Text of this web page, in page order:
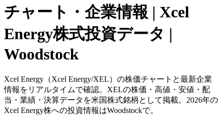
チャート・企業情報 | Xcel
Energy株式投資データ |
Woodstock
Xcel Energy（Xcel Energy/XEL）の株価チャートと最新企業
情報をリアルタイムで確認。XELの株価・高値・安値・配
当・業績・決算データを米国株式銘柄として掲載。2026年の
Xcel Energy株への投資情報はWoodstockで。